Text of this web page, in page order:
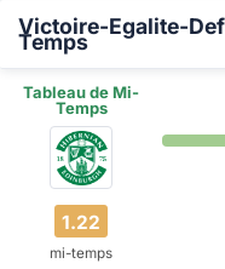
Victoire-Egalite-
Temps
Tableau de Mi-
Temps
1.22
mi-temps